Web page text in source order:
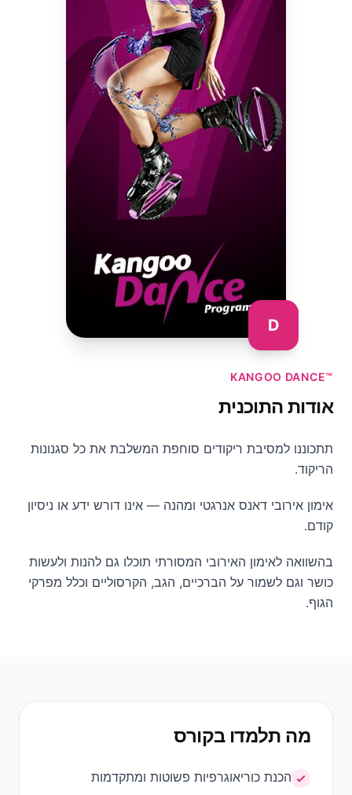
D
KANGOO DANCE™
אודות התוכנית
תתכוננו למסיבת ריקודים סוחפת המשלבת את כל סגנונות
הריקוד.
אימון אירובי דאנס אנרגטי ומהנה — אינו דורש ידע או ניסיון
קודם.
בהשוואה לאימון האירובי המסורתי תוכלו גם להנות ולעשות
כושר וגם לשמור על הברכיים, הגב, הקרסוליים וכלל מפרקי
הגוף.
מה תלמדו בקורס
הכנת כוריאוגרפיות פשוטות ומתקדמות